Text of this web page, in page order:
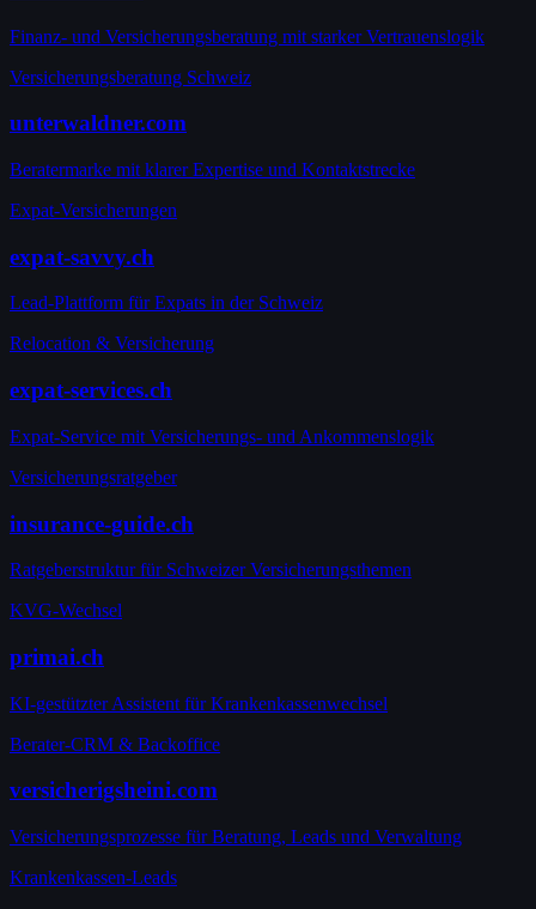
Finanz- und Versicherungsberatung mit starker Vertrauenslogik
Versicherungsberatung Schweiz
unterwaldner.com
Beratermarke mit klarer Expertise und Kontaktstrecke
Expat-Versicherungen
expat-savvy.ch
Lead-Plattform für Expats in der Schweiz
Relocation & Versicherung
expat-services.ch
Expat-Service mit Versicherungs- und Ankommenslogik
Versicherungsratgeber
insurance-guide.ch
Ratgeberstruktur für Schweizer Versicherungsthemen
KVG-Wechsel
primai.ch
KI-gestützter Assistent für Krankenkassenwechsel
Berater-CRM & Backoffice
versicherigsheini.com
Versicherungsprozesse für Beratung, Leads und Verwaltung
Krankenkassen-Leads